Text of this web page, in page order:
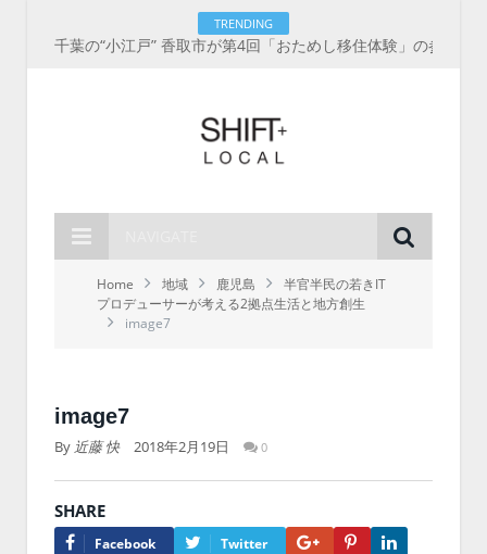
TRENDING
Home 地域 鹿児島
半官半民の若きIT
プロデューサーが考える2拠点生活と地方創生
image7
image7
By 近藤 快 2018年2月19日 0
SHARE
Facebook Twitter Google+Pinterest